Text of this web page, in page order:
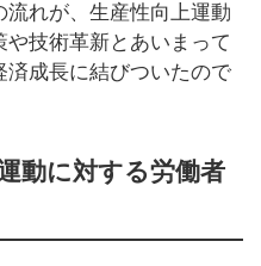
れが、生産性向上運動
技術革新とあいまって
成長に結びついたので
動に対する労働者